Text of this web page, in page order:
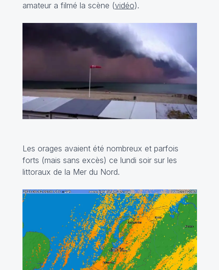
amateur a filmé la scène (vidéo).
Les orages avaient été nombreux et parfois
forts (mais sans excès) ce lundi soir sur les
littoraux de la Mer du Nord.